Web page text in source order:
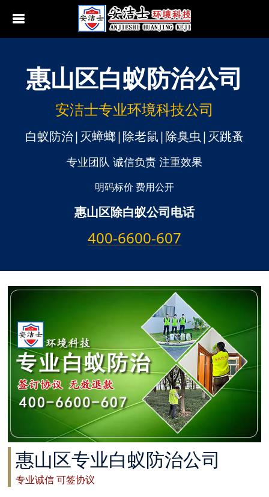
行业动态
南京白蚁防治
江阴白蚁防治
太仓白蚁防治
常州白蚁防治
溧阳白蚁防治
南通白蚁防治
如东白蚁防治
如皋白蚁防治
海安白蚁防治
惠山区白蚁防治公司
安洁士专业环境科技公司
白蚁防治|灭蟑螂|除老鼠|除臭虫|灭跳蚤
专业团队 诚信负责 注重效果
明码标价 费用公开
惠山区除白蚁公司电话
400-6600-607
惠山区专业白蚁防治公司
专业诚信 可签协议